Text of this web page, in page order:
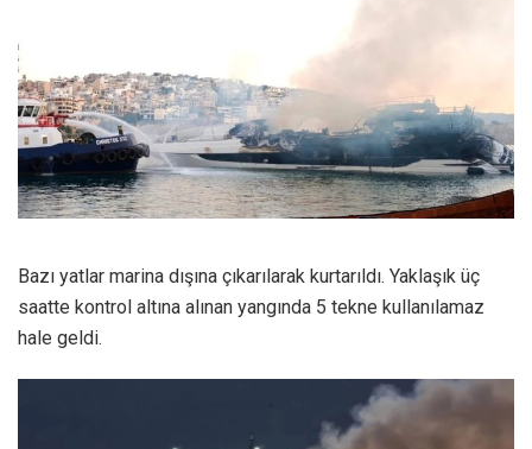
Bazı yatlar marina dışına çıkarılarak kurtarıldı. Yaklaşık üç
saatte kontrol altına alınan yangında 5 tekne kullanılamaz
hale geldi.